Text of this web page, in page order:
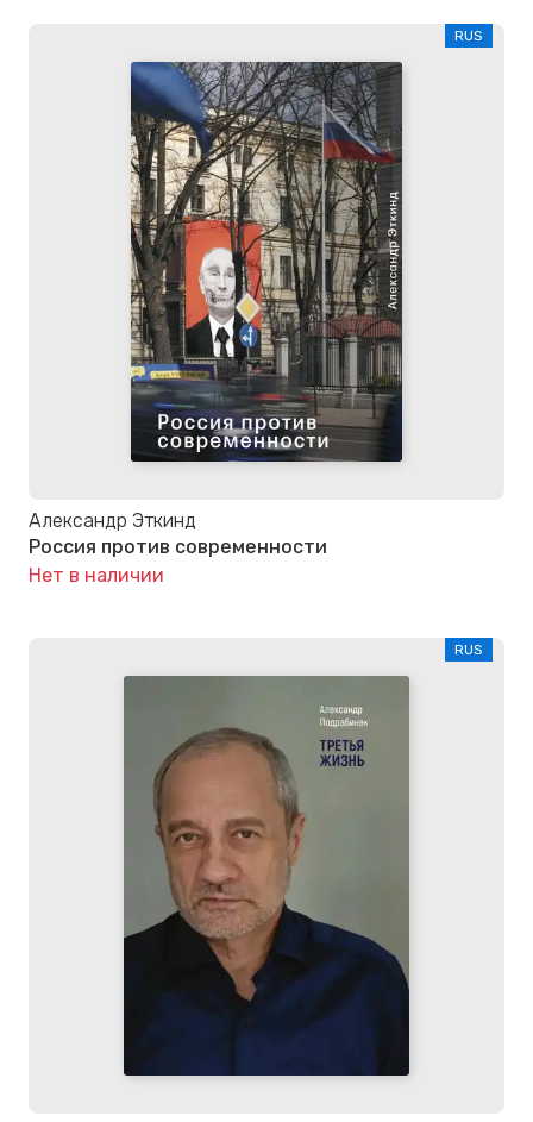
RUS
Александр Эткинд
Россия против современности
Нет в наличии
RUS